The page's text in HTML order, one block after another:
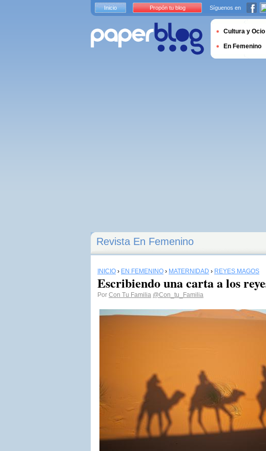
Revista En Femenino
INICIO › EN FEMENINO › MATERNIDAD › REYES MAGOS
Escribiendo una carta a los
Por Con Tu Familia @Con_tu_Familia
Inicio Propón tu blog Síguenos en
Cultura y Ocio
En Femenino